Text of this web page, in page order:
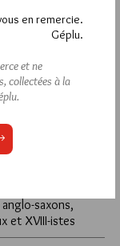
du travail de
sur Diderot et
saxons,
et XVIII-istes
en remercie.
Géplu.
et ne
collectées à la